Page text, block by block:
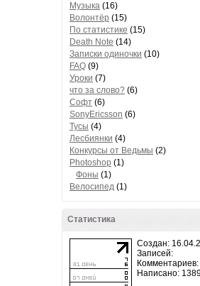
Музыка (16)
Волонтёр (15)
По статистике (15)
Death Note (14)
Записки одиночки (10)
FAQ (9)
Уроки (7)
что за слово? (6)
Софт (6)
SonyEricsson (6)
Тусы (4)
Лесбиянки (4)
Конкурсы от Ведьмы (2)
Photoshop (1)
Фоны (1)
Велосипед (1)
Статистика
Создан:
Записей:
Комментариев:
Написано: